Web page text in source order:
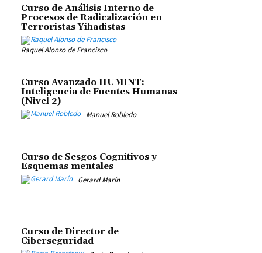
Curso de Análisis Interno de
Procesos de Radicalización en
Terroristas Yihadistas
Raquel Alonso de Francisco
Curso Avanzado HUMINT:
Inteligencia de Fuentes Humanas
(Nivel 2)
Manuel Robledo
Curso de Sesgos Cognitivos y
Esquemas mentales
Gerard Marín
Curso de Director de
Ciberseguridad